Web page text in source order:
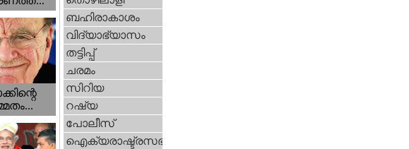
ബഹിരാകാശം
വിദ്യാഭ്യാസം
തട്ടിപ്പ്
ചരമം
സിറിയ
റഷ്യ
പോലീസ്
ഐക്യരാഷ്ട്രസഭ